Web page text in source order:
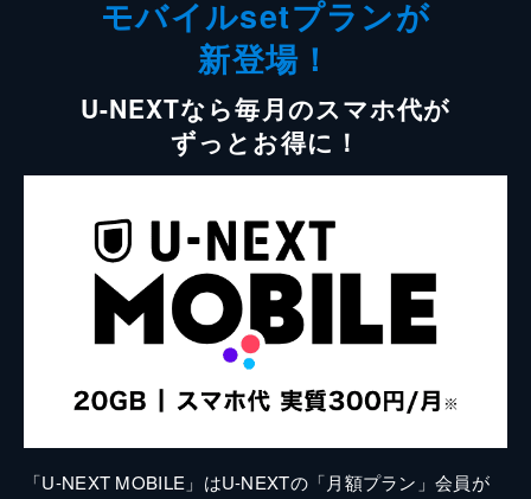
モバイルsetプランが
新登場！
U-NEXTなら毎月のスマホ代が
ずっとお得に！
「U-NEXT MOBILE」はU-NEXTの「月額プラン」会員が